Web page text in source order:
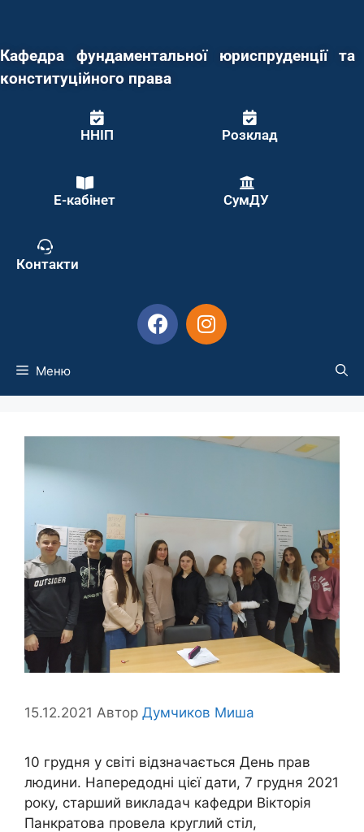
Кафедра фундаментальної юриспруденції та
конституційного права
ННІП Розклад
Е-кабінет СумДУ
Контакти
Меню
15.12.2021 Автор Думчиков Миша
10 грудня у світі відзначається День прав
людини. Напередодні цієї дати, 7 грудня 2021
року, старший викладач кафедри Вікторія
Панкратова провела круглий стіл,